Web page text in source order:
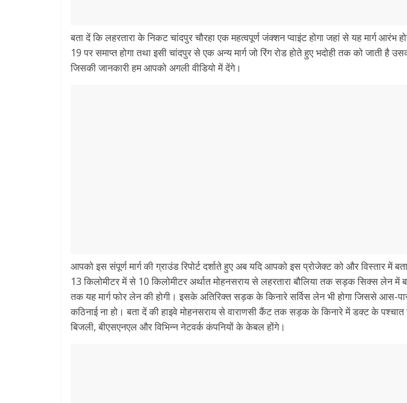
बता दें कि लहरतारा के निकट चांदपुर चौरहा एक महत्वपूर्ण जंक्शन प्वाइंट होगा जहां से यह मार्ग आरंभ
19 पर समाप्त होगा तथा इसी चांदपुर से एक अन्य मार्ग जो रिंग रोड होते हुए भदोही तक को जाती है
जिसकी जानकारी हम आपको अगली वीडियो में देंगे।
आपको इस संपूर्ण मार्ग की ग्राउंड रिपोर्ट दर्शाते हुए अब यदि आपको इस प्रोजेक्ट को और विस्तार में
13 किलोमीटर में से 10 किलोमीटर अर्थात मोहनसराय से लहरतारा बौलिया तक सड़क सिक्स लेन
तक यह मार्ग फोर लेन की होगी। इसके अतिरिक्त सड़क के किनारे सर्विस लेन भी होगा जिससे आस-
कठिनाई ना हो। बता दें की हाइवे मोहनसराय से वाराणसी कैंट तक सड़क के किनारे में डक्ट के
बिजली, बीएसएनएल और विभिन्न नेटवर्क कंपनियों के केबल होंगे।